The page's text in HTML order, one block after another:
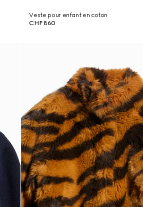
Veste pour enfant en coton
CHF 860